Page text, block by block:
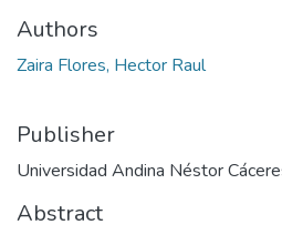
Authors
Zaira Flores, Hector Raul
Publisher
Universidad Andina Néstor
Abstract